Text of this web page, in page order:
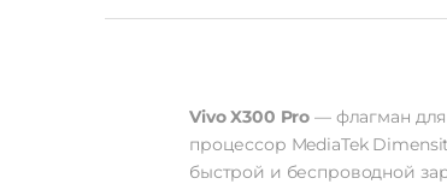
Vivo X300 Pro — флагман для
процессор MediaTek
быстрой и беспроводной